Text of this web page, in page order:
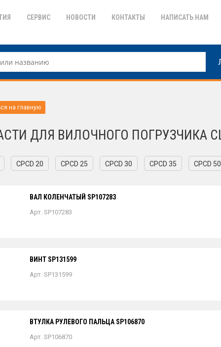
СЕРВИС НОВОСТИ КОНТАКТЫ НАПИСАТЬ НАМ
на главную
ДЛЯ ВИЛОЧНОГО ПОГРУЗЧИКА
CPCD 20 CPCD 25 CPCD 30 CPCD 35 CPCD 50
ВАЛ КОЛЕНЧАТЫЙ SP107283
Арт. SP107283
ВИНТ SP131599
Арт. SP131599
ВТУЛКА РУЛЕВОГО ПАЛЬЦА SP106870
Арт. SP106870